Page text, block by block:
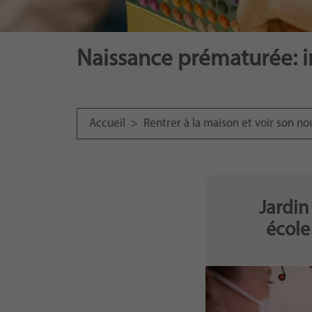
Naissance prématurée:
Accueil > Rentrer à la maison et voir son